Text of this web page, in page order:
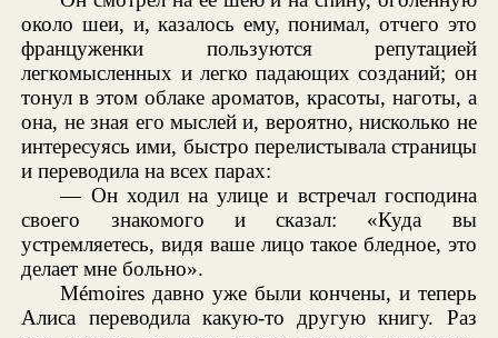
около шеи, и, казалось ему, понимал, отчего это
француженки пользуются репутацией
легкомысленных и легко падающих созданий; он
тонул в этом облаке ароматов, красоты, наготы, а
она, не зная его мыслей и, вероятно, нисколько не
интересуясь ими, быстро перелистывала страницы
и переводила на всех парах:
— Он ходил на улице и встречал господина
своего знакомого и сказал: «Куда вы
устремляетесь, видя ваше лицо такое бледное, это
делает мне больно».
Mémoires давно уже были кончены, и теперь
Алиса переводила какую-то другую книгу. Раз